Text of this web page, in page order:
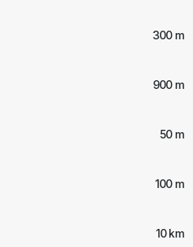
300 m
900 m
50 m
100 m
10 km